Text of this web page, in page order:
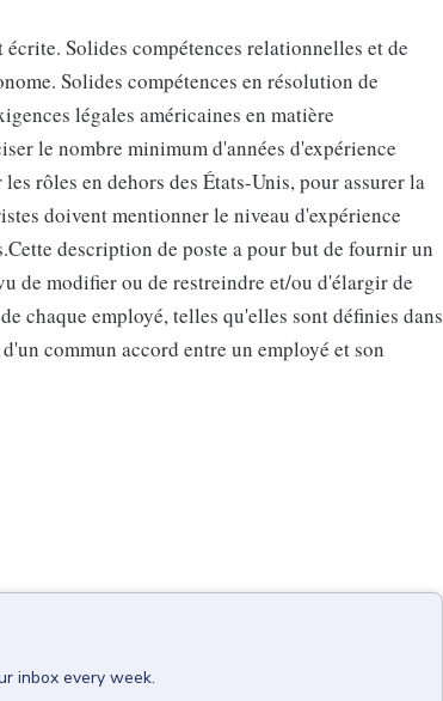
Solides compétences relationnelles et de
Solides compétences en résolution de
légales américaines en matière
le nombre minimum d'années d'expérience
rôles en dehors des États-Unis, pour assurer la
doivent mentionner le niveau d'expérience
description de poste a pour but de fournir un
de modifier ou de restreindre et/ou d'élargir de
chaque employé, telles qu'elles sont définies dans
commun accord entre un employé et son
inbox every week.